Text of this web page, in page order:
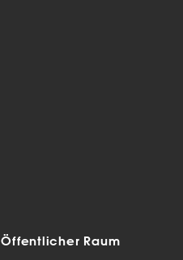
Öffentlicher Raum